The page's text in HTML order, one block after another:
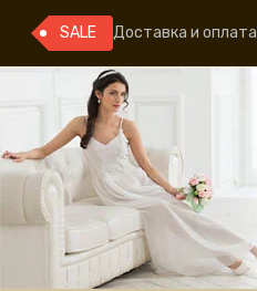
SALE Доставка и оплата